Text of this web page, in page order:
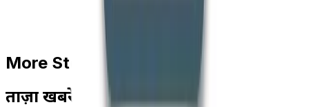
More Stories
ताज़ा खबरें